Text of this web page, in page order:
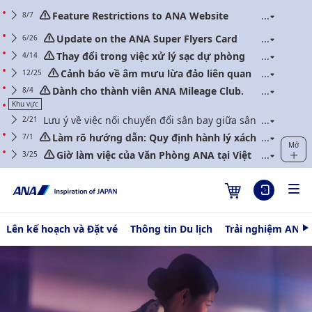
8/7
Feature Restrictions to ANA Website
Renewal
6/26
Update on the ANA Super Flyers Card
Program Revisions
4/14
Thay đổi trong việc xử lý sạc dự phòng
(Áp dụng cho các chuyến bay khởi hành vào/sau
ngày 24 tháng 4 năm 2026)
12/25
Cảnh báo về âm mưu lừa đảo liên quan
đến thông tin liên lạc có vẻ từ ANA
8/4
Dành cho thành viên ANA Mileage Club.
Vui lòng cập nhật mật khẩu web của quý khách
thường xuyên.
Khu vực
2/21
Lưu ý về việc nối chuyến đổi sân bay giữa sân
bay Quốc tế Narita và Haneda
7/1
Làm rõ hướng dẫn: Quy định hành lý xách
tay và vật dụng cá nhân (Áp dụng cho những
chuyến bay khởi hành vào/sau ngày 1 tháng 7 năm
3/25
Giờ làm việc của Văn Phòng ANA tại Việt
Nam năm tài khóa 2026
Mở
Lên kế hoạch và Đặt vé Thông tin Du lịch Trải nghiệm ANAT
i
t